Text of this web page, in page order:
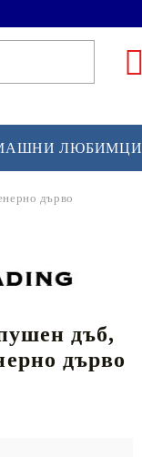
оборудване
ЛЮБИМЦИ
дърво
дъб,
дърво